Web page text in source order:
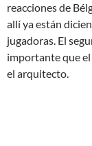
reacciones de
allí ya están
jugadoras. El
importante que
el arquitecto.